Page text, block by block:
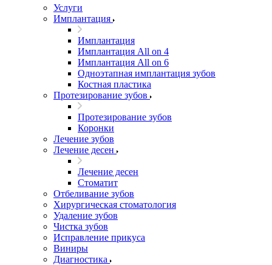
Услуги
Имплантация
Имплантация
Имплантация All on 4
Имплантация All on 6
Одноэтапная имплантация зубов
Костная пластика
Протезирование зубов
Протезирование зубов
Коронки
Лечение зубов
Лечение десен
Лечение десен
Стоматит
Отбеливание зубов
Хирургическая стоматология
Удаление зубов
Чистка зубов
Исправление прикуса
Виниры
Диагностика